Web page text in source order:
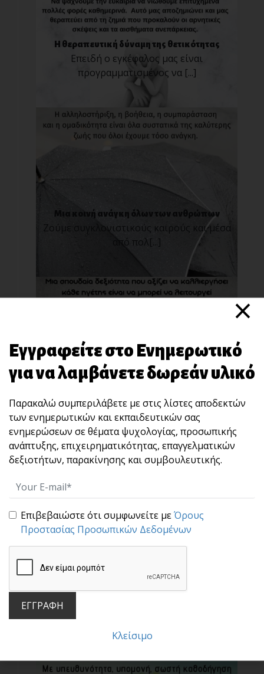
Η θεραπευτική δύναμη της θετικότητας
Επειδή ο εγκέφαλος μας είναι
προγραμματισμένος να [...]
Μια κοινή ανάγκη όλων των ανθρώπων
Ζούμε συγκλονιστικούς καιρούς και μέσα
από πολ[...]
Μια υποχρέωση στον ίδιο σου τον εαυτό!
Κάθε φορά που η ζωή φέρνει στο δρόμο μας
πίεση από[...]
Δυνατοί δεν είναι οι "τζάμπα μάγκες" που
κακοποιού[...]
×
Εγγραφείτε στο Ενημερωτικό
για να λαμβάνετε δωρεάν υλικό
Παρακαλώ συμπεριλάβετε με στις λίστες αποδεκτών
των ενημερωτικών και εκπαιδευτικών σας
ενημερώσεων σε θέματα ψυχολογίας, προσωπικής
ανάπτυξης, επιχειρηματικότητας, επαγγελματικών
δεξιοτήτων, παρακίνησης και συμβουλευτικής.
Επιβεβαιώστε ότι συμφωνείτε μεΌρους
Προστασίας Προσωπικών Δεδομένων
ΕΓΓΡΑΦΗ
Κλείσιμο